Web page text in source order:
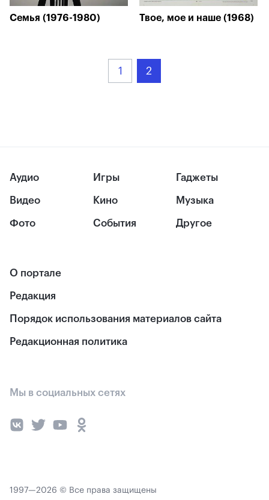
Семья (1976-1980) Твое, мое и наше (1968)
1 2
Аудио
Видео
Фото
Игры
Кино
События
Гаджеты
Музыка
Другое
О портале
Редакция
Порядок использования материалов сайта
Редакционная политика
Мы в социальных сетях
1997—2026 © Все права защищены